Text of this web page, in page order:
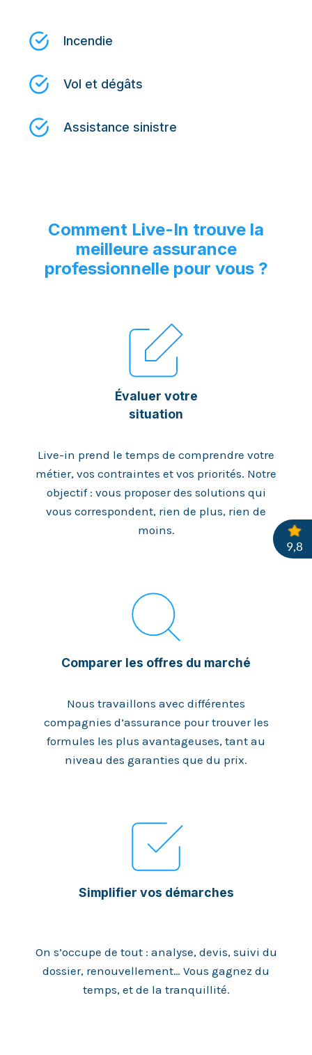
Incendie
Vol et dégâts
Assistance sinistre
Comment Live-In trouve la
meilleure assurance
professionnelle pour vous ?
Évaluer votre
situation
Live-in prend le temps de comprendre votre
métier, vos contraintes et vos priorités. Notre
objectif : vous proposer des solutions qui
vous correspondent, rien de plus, rien de
moins.
Comparer les offres du marché
Nous travaillons avec différentes
compagnies d’assurance pour trouver les
formules les plus avantageuses, tant au
niveau des garanties que du prix.
Simplifier vos démarches
On s’occupe de tout : analyse, devis, suivi du
dossier, renouvellement… Vous gagnez du
temps, et de la tranquillité.